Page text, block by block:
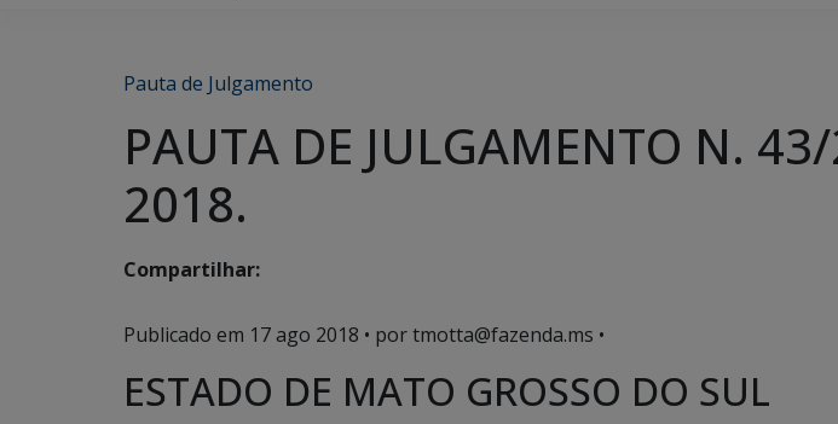
Pauta de Julgamento
PAUTA DE JULGAMENTO N.
2018.
Compartilhar:
Publicado em 17 ago 2018 • por tmotta@fazenda.ms •
ESTADO DE MATO GROSSO DO SUL